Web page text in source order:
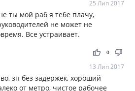
25 Лип 2017
ты мой раб я тебе плачу,
не может не
Все устраивает.
thumb_up thumb_down
0
13 Лип 2017
зп без задержек, хороший
от метро, чистое рабочее